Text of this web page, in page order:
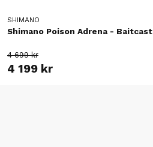
SHIMANO
Shimano Poison Adrena - Baitcast
4 699 kr
4 199 kr